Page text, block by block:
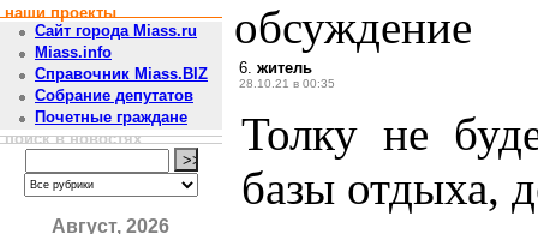
наши проекты
Сайт города Miass.ru
Miass.info
Справочник Miass.BIZ
Собрание депутатов
Почетные граждане
поиск в новостях
Август, 2026
обсуждение
6. житель
28.10.21 в 00:35
Толку не
базы отдыха,